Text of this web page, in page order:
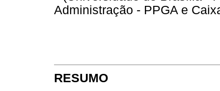
Administração - PPGA e
RESUMO